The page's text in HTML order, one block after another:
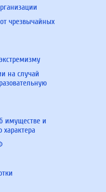
чрезвычайных
на случай
имуществе и
характера